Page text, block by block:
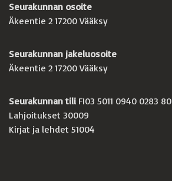
Seurakunnan osoite
Äkeentie 2 17200 Vääksy
Seurakunnan jakeluosoite
Äkeentie 2 17200 Vääksy
Seurakunnan tili FI03 5011 0940 0283 80
Lahjoitukset 30009
Kirjat ja lehdet 51004